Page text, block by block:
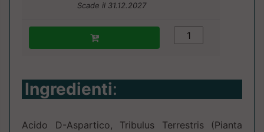
Scade il 31.12.2027
Ingredienti:
Acido D-Aspartico, Tribulus Terrestris (Pianta